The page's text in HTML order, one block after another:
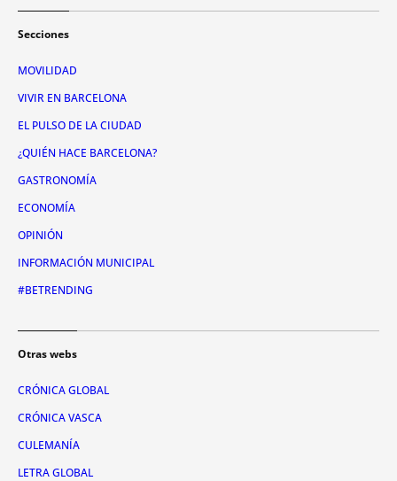
Secciones
MOVILIDAD
VIVIR EN BARCELONA
EL PULSO DE LA CIUDAD
¿QUIÉN HACE BARCELONA?
GASTRONOMÍA
ECONOMÍA
OPINIÓN
INFORMACIÓN MUNICIPAL
#BETRENDING
Otras webs
CRÓNICA GLOBAL
CRÓNICA VASCA
CULEMANÍA
LETRA GLOBAL